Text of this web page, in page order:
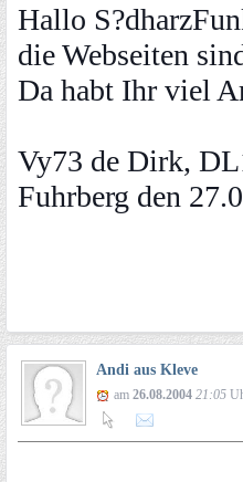
Hallo
die Webseiten
Da habt Ihr viel
Vy73 de Dirk,
Fuhrberg den
Andi aus Kleve
am 26.08.2004 21:05